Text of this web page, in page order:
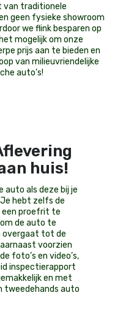
van traditionele
geen fysieke showroom
we flink besparen op
mogelijk om onze
prijs aan te bieden en
van milieuvriendelijke
auto’s!
huis!
auto als deze bij je
hebt zelfs de
een proefrit te
de auto te
overgaat tot de
voorzien
foto’s en video’s,
inspectierapport
en met
tweedehands auto